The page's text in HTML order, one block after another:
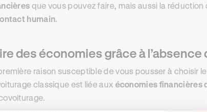
que vous pouvez faire, mais aussi la réduction
humain.
des économies grâce à
raison susceptible de vous pousser à choisir
classique est liée aux économies financières